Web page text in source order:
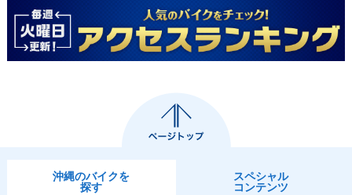
1989年 Dio Speci
al ETHNIC Editio
1989年 Dio Speci
al MARINE Editio
1989年 Dio SP・
特別・限定仕様
1989年 Dio 新春S
1988年 Dio・カラ
沖縄のバイクを
探す
スペシャル
コンテンツ